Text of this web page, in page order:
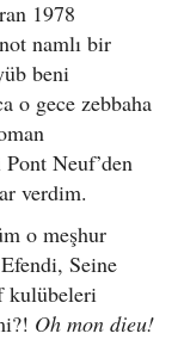
1978
namlı bir
beni
o gece zebbaha
Neuf’den
verdim.
o meşhur
Seine
kulübeleri
Oh mon dieu!